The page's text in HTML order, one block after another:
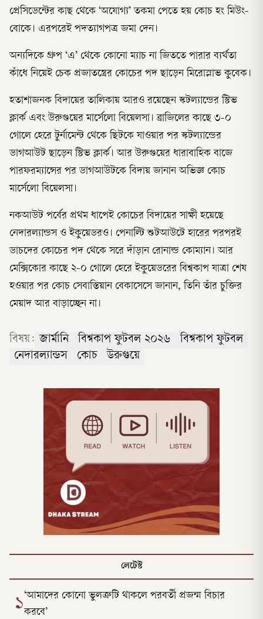
প্রেসিডেন্টের কাছ থেকে ‘অযোগ্য’ তকমা পেতে হয় কোচ হং মিউং-
বোকে। এরপরেই পদত্যাগপত্র জমা দেন।
অন্যদিকে গ্রুপ ‘এ’ থেকে কোনো ম্যাচ না জিততে পারার ব্যর্থতা
কাঁধে নিয়েই চেক প্রজাতন্ত্রের কোচের পদ ছাড়েন মিরোস্লাভ কুবেক।
হতাশাজনক বিদায়ের তালিকায় আরও রয়েছেন স্কটল্যান্ডের স্টিভ
ক্লার্ক এবং উরুগুয়ের মার্সেলো বিয়েলসা। ব্রাজিলের কাছে ৩-০
গোলে হেরে টুর্নামেন্ট থেকে ছিটকে যাওয়ার পর স্কটল্যান্ডের
ডাগআউট ছাড়েন স্টিভ ক্লার্ক। আর উরুগুয়ের ধারাবাহিক বাজে
পারফরম্যান্সের পর ডাগআউটকে বিদায় জানান অভিজ্ঞ কোচ
মার্সেলো বিয়েলসা।
নকআউট পর্বের প্রথম ধাপেই কোচের বিদায়ের সাক্ষী হয়েছে
নেদারল্যান্ডস ও ইকুয়েডরও। পেনাল্টি শুটআউটে হারের পরপরই
ডাচদের কোচের পদ থেকে সরে দাঁড়ান রোনাল্ড কোম্যান। আর
মেক্সিকোর কাছে ২-০ গোলে হেরে ইকুয়েডরের বিশ্বকাপ যাত্রা শেষ
হওয়ার পর কোচ সেবাস্তিয়ান বেকাসেসে জানান, তিনি তাঁর চুক্তির
মেয়াদ আর বাড়াচ্ছেন না।
বিষয়: জার্মানি বিশ্বকাপ ফুটবল ২০২৬
বিশ্বকাপ ফুটবল
নেদারল্যান্ডস
কোচ উরুগুয়ে
লেটেস্ট
১‘আমাদের কোনো ভুলত্রুটি থাকলে পরবর্তী প্রজন্ম বিচার
করবে’